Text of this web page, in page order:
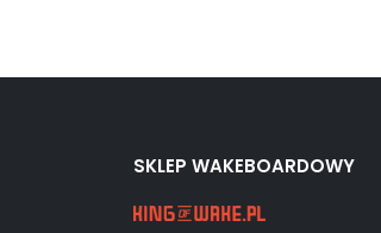
SKLEP WAKEBOARDOWY